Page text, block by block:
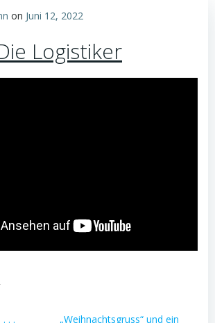
on Juni 12, 2022
Logistiker
. .
„Weihnachtsgruss“ und ein